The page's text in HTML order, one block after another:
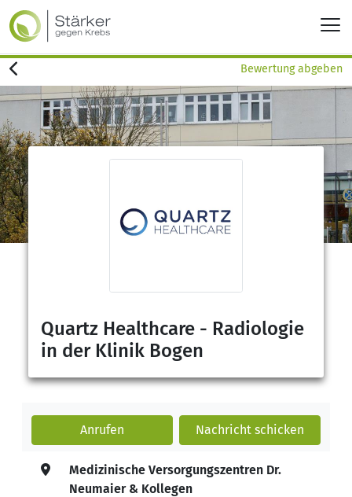
Bewertung abgeben
Quartz Healthcare - Radiologie
in der Klinik Bogen
Anrufen Nachricht schicken
Medizinische Versorgungszentren Dr.
Neumaier & Kollegen